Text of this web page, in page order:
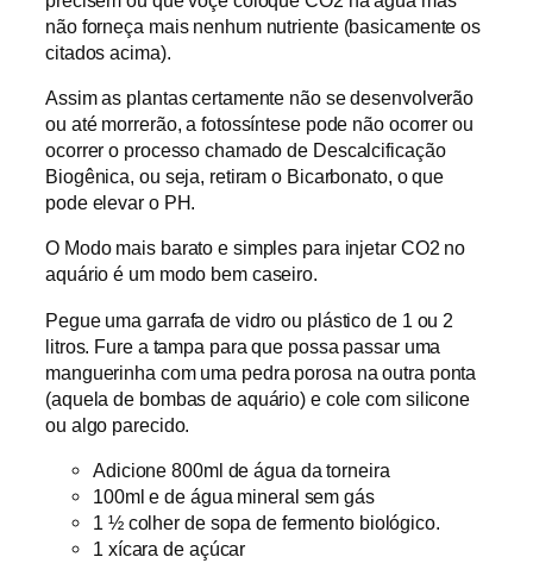
não forneça mais nenhum nutriente (basicamente os
citados acima).
Assim as plantas certamente não se desenvolverão
ou até morrerão, a fotossíntese pode não ocorrer ou
ocorrer o processo chamado de Descalcificação
Biogênica, ou seja, retiram o Bicarbonato, o que
pode elevar o PH.
O Modo mais barato e simples para injetar CO2 no
aquário é um modo bem caseiro.
Pegue uma garrafa de vidro ou plástico de 1 ou 2
litros. Fure a tampa para que possa passar uma
manguerinha com uma pedra porosa na outra ponta
(aquela de bombas de aquário) e cole com silicone
ou algo parecido.
Adicione 800ml de água da torneira
100ml e de água mineral sem gás
1 ½ colher de sopa de fermento biológico.
1 xícara de açúcar